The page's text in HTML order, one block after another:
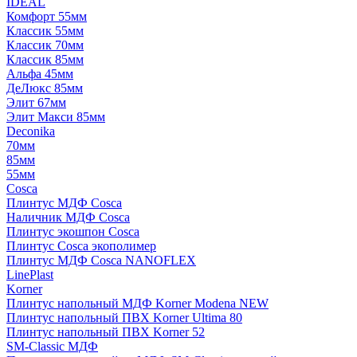
Комфорт 55мм
Классик 55мм
Классик 70мм
Классик 85мм
Альфа 45мм
ДеЛюкс 85мм
Элит 67мм
Элит Макси 85мм
Deconika
70мм
85мм
55мм
Cosca
Плинтус МДФ Cosca
Наличник МДФ Cosca
Плинтус экошпон Cosca
Плинтус Cosca экополимер
Плинтус МДФ Cosca NANOFLEX
LinePlast
Korner
Плинтус напольный МДФ Korner Modena NEW
Плинтус напольный ПВХ Korner Ultima 80
Плинтус напольный ПВХ Korner 52
SM-Classic МДФ